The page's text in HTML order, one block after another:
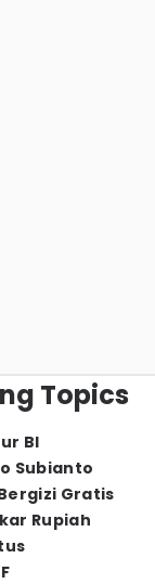
Topics
BI
Subianto
Gratis
Rupiah